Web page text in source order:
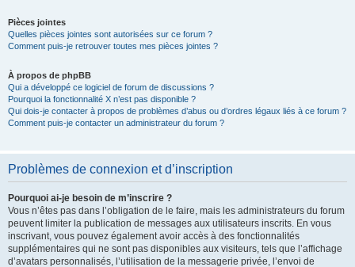
Pièces jointes
Quelles pièces jointes sont autorisées sur ce forum ?
Comment puis-je retrouver toutes mes pièces jointes ?
À propos de phpBB
Qui a développé ce logiciel de forum de discussions ?
Pourquoi la fonctionnalité X n’est pas disponible ?
Qui dois-je contacter à propos de problèmes d’abus ou d’ordres légaux liés à ce forum ?
Comment puis-je contacter un administrateur du forum ?
Problèmes de connexion et d’inscription
Pourquoi ai-je besoin de m’inscrire ?
Vous n’êtes pas dans l’obligation de le faire, mais les administrateurs du forum
peuvent limiter la publication de messages aux utilisateurs inscrits. En vous
inscrivant, vous pouvez également avoir accès à des fonctionnalités
supplémentaires qui ne sont pas disponibles aux visiteurs, tels que l’affichage
d’avatars personnalisés, l’utilisation de la messagerie privée, l’envoi de